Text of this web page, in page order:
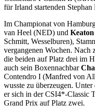
für Irland startenden Stephan
Im Championat von
van Heel (NED) und
Schmitt, Wesselburen),
vergangenen Wochen. Nach
die beiden auf Platz drei im
auch sein Boxennachbar
Contendro I (Manfred von
wusste zu überzeugen.
er sich in der CSI4*-Classic
Grand Prix auf Platz zwei.